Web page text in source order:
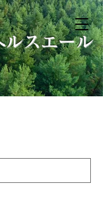
ルスエール